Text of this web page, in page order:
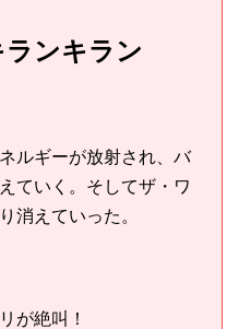
ンキラン
ルギーが放射され、バ
ていく。そしてザ・ワ
消えていった。
が絶叫！